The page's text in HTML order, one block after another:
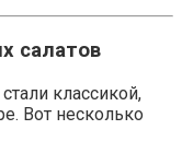
салатов
классикой,
Вот несколько